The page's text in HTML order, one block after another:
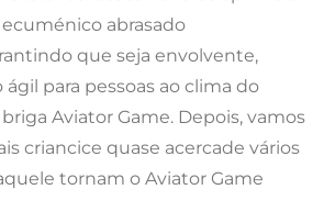
abrasado
que seja envolvente,
para pessoas ao clima do
Aviator Game. Depois, vamos
criancice quase acercade vários
tornam o Aviator Game